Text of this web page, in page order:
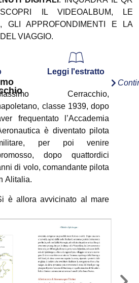
IL VIDEOALBUM, LE
GLI APPROFONDIMENTI E LA
VIAGGIO.
Leggi l'estratto
Cerracchio,
classe 1939, dopo
frequentato l’Accademia
è diventato pilota
per poi venire
dopo quattordici
di volo, comandante pilota
Alitalia.
è allora avvicinato al mare
unica barchetta a vela
, uno sloop in
di 7,33 metri, e per
anni ha veleggiato nel